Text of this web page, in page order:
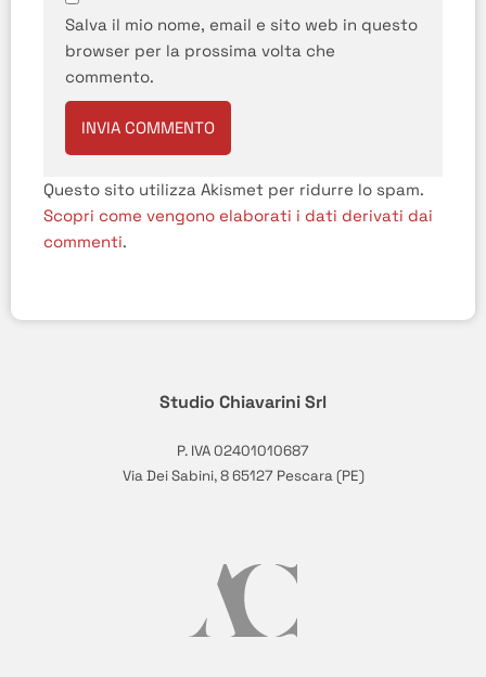
Salva il mio nome, email e sito web in questo
browser per la prossima volta che
commento.
Questo sito utilizza Akismet per ridurre lo spam.
Scopri come vengono elaborati i dati derivati dai
commenti.
Studio Chiavarini Srl
P. IVA 02401010687
Via Dei Sabini, 8 65127 Pescara (PE)